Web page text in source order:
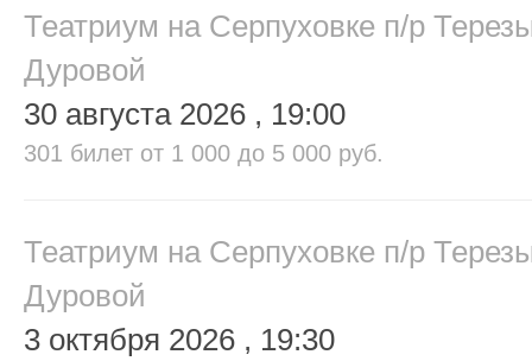
Театриум на Серпуховке п/р
Дуровой
30 августа 2026 , 19:00
301 билет от 1 000 до 5 000 руб.
Театриум на Серпуховке п/р
Дуровой
3 октября 2026 , 19:30